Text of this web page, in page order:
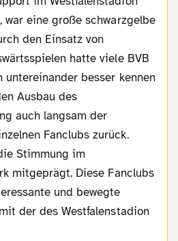
war eine große schwarzgelbe
den Einsatz von
hatte viele BVB
untereinander besser kennen
Ausbau des
auch langsam der
Fanclubs zurück.
Stimmung im
mitgeprägt. Diese Fanclubs
und bewegte
der des Westfalenstadion